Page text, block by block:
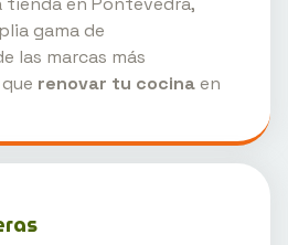
gama de
las marcas más
renovar tu cocina en